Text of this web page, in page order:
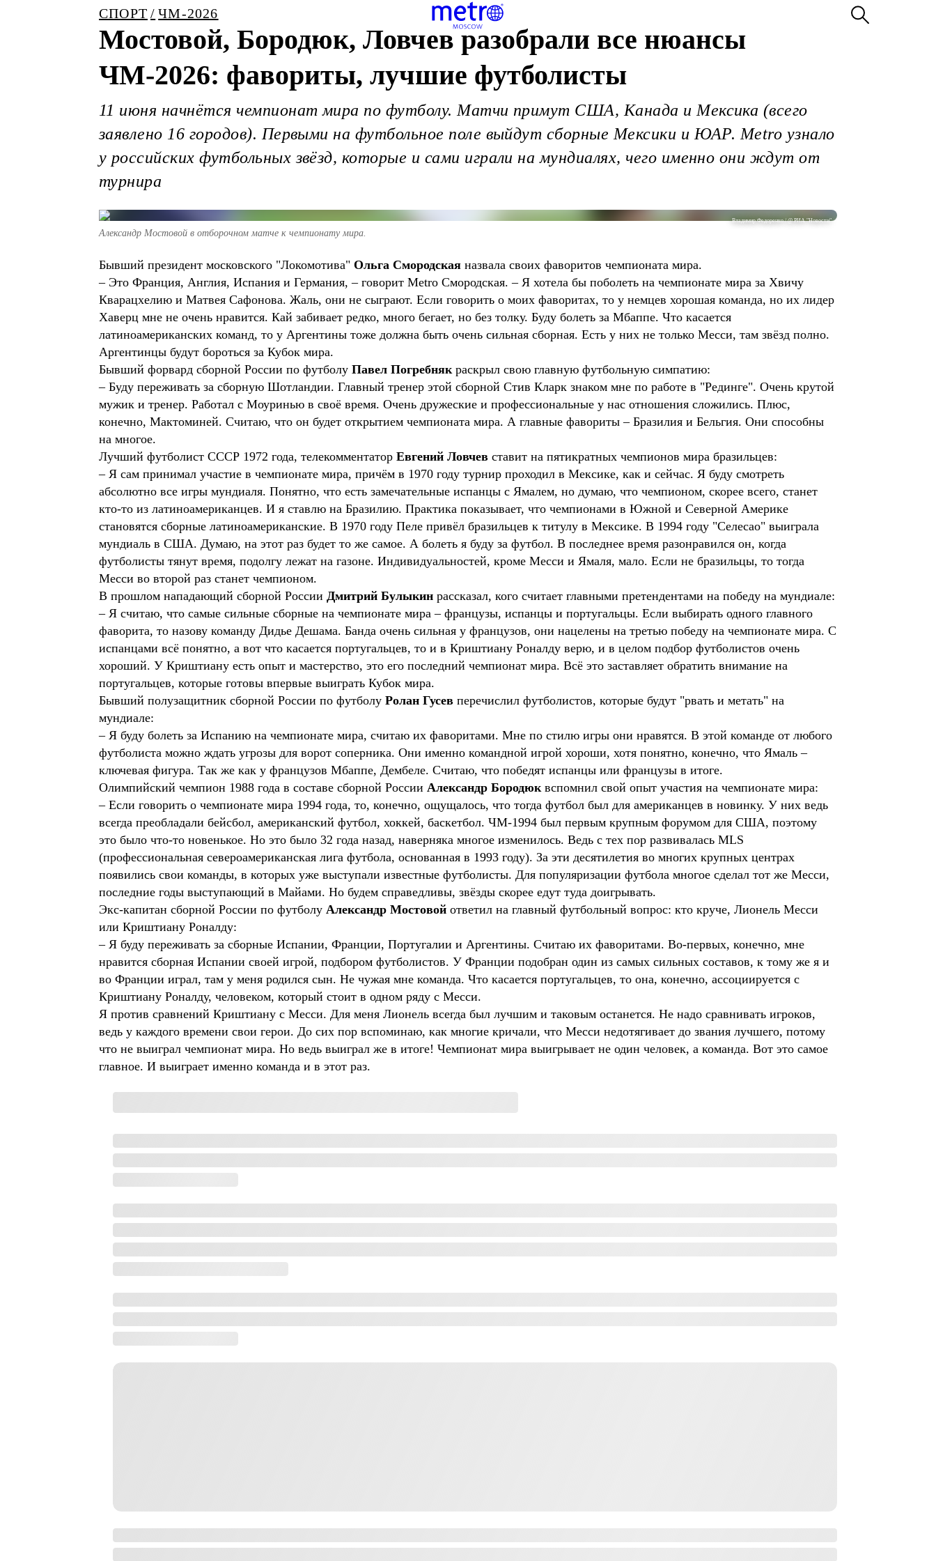
СПОРТ ЧМ-2026
Мостовой, Бородюк, Ловчев разобрали все нюансы
ЧМ-2026: фавориты, лучшие футболисты
11 июня начнётся чемпионат мира по футболу. Матчи примут США, Канада и Мексика (всего
заявлено 16 городов). Первыми на футбольное поле выйдут сборные Мексики и ЮАР. Metro узнало
у российских футбольных звёзд, которые и сами играли на мундиалях, чего именно они ждут от
турнира
Владимир Федоренко / @ РИА "Новости"
Александр Мостовой в отборочном матче к чемпионату мира.
Бывший президент московского "Локомотива" Ольга Смородская назвала своих фаворитов чемпионата мира.
– Это Франция, Англия, Испания и Германия, – говорит Metro Смородская. – Я хотела бы поболеть на чемпионате мира за Хвичу
Кварацхелию и Матвея Сафонова. Жаль, они не сыграют. Если говорить о моих фаворитах, то у немцев хорошая команда, но их лидер
Хаверц мне не очень нравится. Кай забивает редко, много бегает, но без толку. Буду болеть за Мбаппе. Что касается
латиноамериканских команд, то у Аргентины тоже должна быть очень сильная сборная. Есть у них не только Месси, там звёзд полно.
Аргентинцы будут бороться за Кубок мира.
Бывший форвард сборной России по футболу Павел Погребнякраскрыл свою главную футбольную симпатию:
– Буду переживать за сборную Шотландии. Главный тренер этой сборной Стив Кларк знаком мне по работе в "Рединге". Очень крутой
мужик и тренер. Работал с Моуринью в своё время. Очень дружеские и профессиональные у нас отношения сложились. Плюс,
конечно, Мактоминей. Считаю, что он будет открытием чемпионата мира. А главные фавориты – Бразилия и Бельгия. Они способны
на многое.
Лучший футболист СССР 1972 года, телекомментатор Евгений Ловчев ставит на пятикратных чемпионов мира бразильцев:
– Я сам принимал участие в чемпионате мира, причём в 1970 году турнир проходил в Мексике, как и сейчас. Я буду смотреть
абсолютно все игры мундиаля. Понятно, что есть замечательные испанцы с Ямалем, но думаю, что чемпионом, скорее всего, станет
кто-то из латиноамериканцев. И я ставлю на Бразилию. Практика показывает, что чемпионами в Южной и Северной Америке
становятся сборные латиноамериканские. В 1970 году Пеле привёл бразильцев к титулу в Мексике. В 1994 году "Селесао" выиграла
мундиаль в США. Думаю, на этот раз будет то же самое. А болеть я буду за футбол. В последнее время разонравился он, когда
футболисты тянут время, подолгу лежат на газоне. Индивидуальностей, кроме Месси и Ямаля, мало. Если не бразильцы, то тогда
Месси во второй раз станет чемпионом.
В прошлом нападающий сборной России Дмитрий Булыкин рассказал, кого считает главными претендентами на победу на мундиале:
– Я считаю, что самые сильные сборные на чемпионате мира – французы, испанцы и португальцы. Если выбирать одного главного
фаворита, то назову команду Дидье Дешама. Банда очень сильная у французов, они нацелены на третью победу на чемпионате мира. С
испанцами всё понятно, а вот что касается португальцев, то и в Криштиану Роналду верю, и в целом подбор футболистов очень
хороший. У Криштиану есть опыт и мастерство, это его последний чемпионат мира. Всё это заставляет обратить внимание на
португальцев, которые готовы впервые выиграть Кубок мира.
Бывший полузащитник сборной России по футболу Ролан Гусев перечислил футболистов, которые будут "рвать и метать" на
мундиале:
– Я буду болеть за Испанию на чемпионате мира, считаю их фаворитами. Мне по стилю игры они нравятся. В этой команде от любого
футболиста можно ждать угрозы для ворот соперника. Они именно командной игрой хороши, хотя понятно, конечно, что Ямаль –
ключевая фигура. Так же как у французов Мбаппе, Дембеле. Считаю, что победят испанцы или французы в итоге.
Олимпийский чемпион 1988 года в составе сборной России Александр Бородюк вспомнил свой опыт участия на чемпионате мира:
– Если говорить о чемпионате мира 1994 года, то, конечно, ощущалось, что тогда футбол был для американцев в новинку. У них ведь
всегда преобладали бейсбол, американский футбол, хоккей, баскетбол. ЧМ-1994 был первым крупным форумом для США, поэтому
это было что-то новенькое. Но это было 32 года назад, наверняка многое изменилось. Ведь с тех пор развивалась MLS
(профессиональная североамериканская лига футбола, основанная в 1993 году). За эти десятилетия во многих крупных центрах
появились свои команды, в которых уже выступали известные футболисты. Для популяризации футбола многое сделал тот же Месси,
последние годы выступающий в Майами. Но будем справедливы, звёзды скорее едут туда доигрывать.
Экс-капитан сборной России по футболу Александр Мостовой ответил на главный футбольный вопрос: кто круче, Лионель Месси
или Криштиану Роналду:
– Я буду переживать за сборные Испании, Франции, Португалии и Аргентины. Считаю их фаворитами. Во-первых, конечно, мне
нравится сборная Испании своей игрой, подбором футболистов. У Франции подобран один из самых сильных составов, к тому же я и
во Франции играл, там у меня родился сын. Не чужая мне команда. Что касается португальцев, то она, конечно, ассоциируется с
Криштиану Роналду, человеком, который стоит в одном ряду с Месси.
Я против сравнений Криштиану с Месси. Для меня Лионель всегда был лучшим и таковым останется. Не надо сравнивать игроков,
ведь у каждого времени свои герои. До сих пор вспоминаю, как многие кричали, что Месси недотягивает до звания лучшего, потому
что не выиграл чемпионат мира. Но ведь выиграл же в итоге! Чемпионат мира выигрывает не один человек, а команда. Вот это самое
главное. И выиграет именно команда и в этот раз.